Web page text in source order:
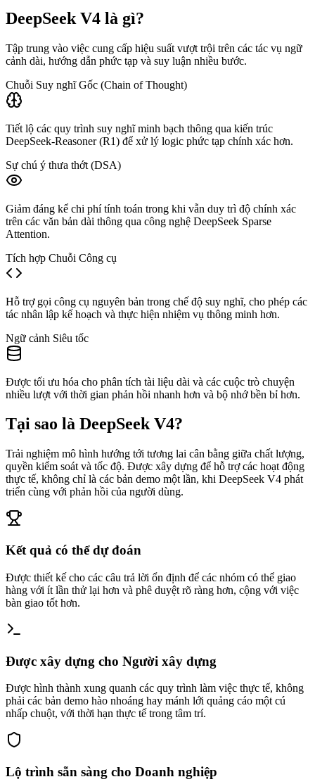
DeepSeek V4 là gì?
Tập trung vào việc cung cấp hiệu suất vượt trội trên các tác vụ ngữ
cảnh dài, hướng dẫn phức tạp và suy luận nhiều bước.
Chuỗi Suy nghĩ Gốc (Chain of Thought)
Tiết lộ các quy trình suy nghĩ minh bạch thông qua kiến trúc
DeepSeek-Reasoner (R1) để xử lý logic phức tạp chính xác hơn.
Sự chú ý thưa thớt (DSA)
Giảm đáng kể chi phí tính toán trong khi vẫn duy trì độ chính xác
trên các văn bản dài thông qua công nghệ DeepSeek Sparse
Attention.
Tích hợp Chuỗi Công cụ
Hỗ trợ gọi công cụ nguyên bản trong chế độ suy nghĩ, cho phép các
tác nhân lập kế hoạch và thực hiện nhiệm vụ thông minh hơn.
Ngữ cảnh Siêu tốc
Được tối ưu hóa cho phân tích tài liệu dài và các cuộc trò chuyện
nhiều lượt với thời gian phản hồi nhanh hơn và bộ nhớ bền bỉ hơn.
Tại sao là DeepSeek V4?
Trải nghiệm mô hình hướng tới tương lai cân bằng giữa chất lượng,
quyền kiểm soát và tốc độ. Được xây dựng để hỗ trợ các hoạt động
thực tế, không chỉ là các bản demo một lần, khi DeepSeek V4 phát
triển cùng với phản hồi của người dùng.
Kết quả có thể dự đoán
Được thiết kế cho các câu trả lời ổn định để các nhóm có thể giao
hàng với ít lần thử lại hơn và phê duyệt rõ ràng hơn, cộng với việc
bàn giao tốt hơn.
Được xây dựng cho Người xây dựng
Được hình thành xung quanh các quy trình làm việc thực tế, không
phải các bản demo hào nhoáng hay mánh lới quảng cáo một cú
nhấp chuột, với thời hạn thực tế trong tâm trí.
Lộ trình sẵn sàng cho Doanh nghiệp